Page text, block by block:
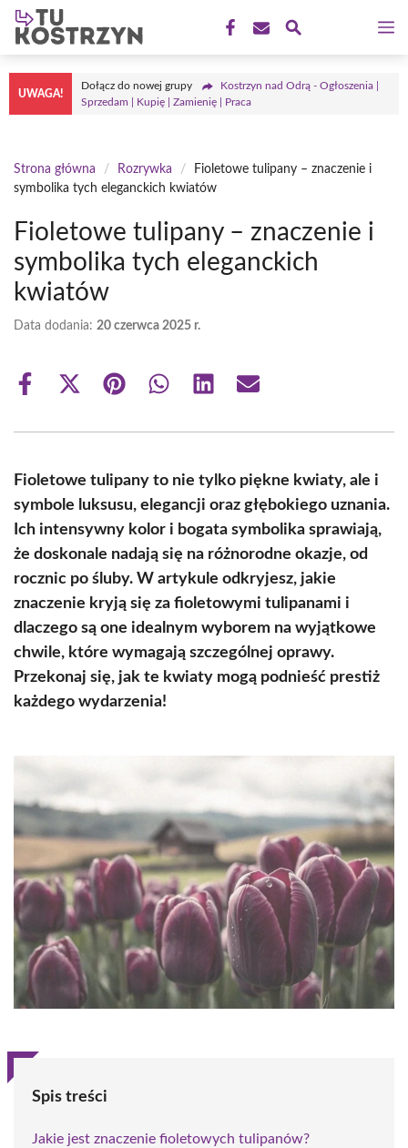
Przejdź
treści
UWAGA!
Dołącz do nowej grupy
Kostrzyn nad Odrą - Ogłoszenia |
Sprzedam | Kupię | Zamienię | Praca
Strona główna / Rozrywka /
Fioletowe tulipany – znaczenie i
symbolika tych eleganckich kwiatów
Fioletowe tulipany – znaczenie i
symbolika tych eleganckich
kwiatów
Data dodania: 20 czerwca 2025 r.
Share
Share
(Twitter)
Share Share Share Share
Fioletowe tulipany to nie tylko piękne kwiaty, ale i
symbole luksusu, elegancji oraz głębokiego uznania.
Ich intensywny kolor i bogata symbolika sprawiają,
że doskonale nadają się na różnorodne okazje, od
rocznic po śluby. W artykule odkryjesz, jakie
znaczenie kryją się za fioletowymi tulipanami i
dlaczego są one idealnym wyborem na wyjątkowe
chwile, które wymagają szczególnej oprawy.
Przekonaj się, jak te kwiaty mogą podnieść prestiż
każdego wydarzenia!
Spis treści
Jakie jest znaczenie fioletowych tulipanów?